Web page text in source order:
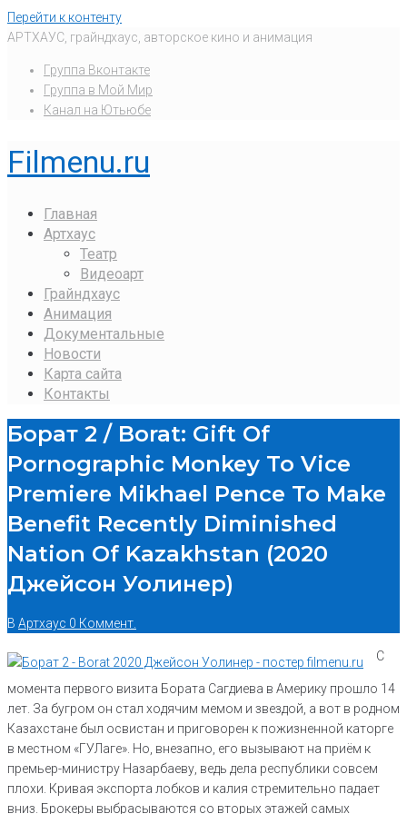
Перейти к контенту
АРТХАУС, грайндхаус, авторское кино и анимация
Группа Вконтакте
Группа в Мой Мир
Канал на Ютьюбе
Filmenu.ru
Главная
Артхаус
Театр
Видеоарт
Грайндхаус
Анимация
Документальные
Новости
Карта сайта
Контакты
Борат 2 / Borat: Gift Of
Pornographic Monkey To Vice
Premiere Mikhael Pence To Make
Benefit Recently Diminished
Nation Of Kazakhstan (2020
Джейсон Уолинер)
В Артхаус 0 Коммент.
С
момента первого визита Бората Сагдиева в Америку прошло 14
лет. За бугром он стал ходячим мемом и звездой, а вот в родном
Казахстане был освистан и приговорен к пожизненной каторге
в местном «ГУЛаге». Но, внезапно, его вызывают на приём к
премьер-министру Назарбаеву, ведь дела республики совсем
плохи. Кривая экспорта лобков и калия стремительно падает
вниз. Брокеры выбрасываются со вторых этажей самых